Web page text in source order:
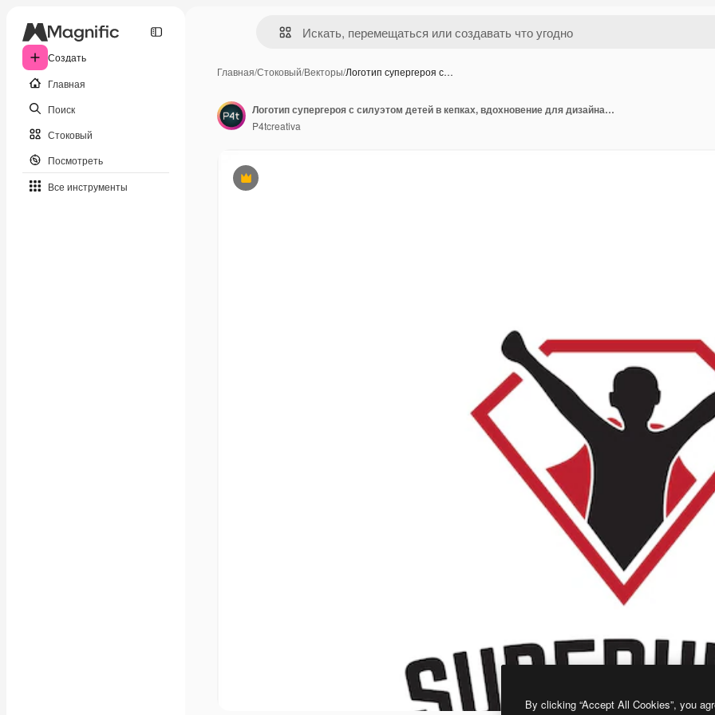
Создать
Главная
Поиск
Стоковый
Посмотреть
Все инструменты
Главная/Стоковый/Векторы/Логотип супергероя с…
Премиум
Логотип супергероя с силуэтом детей в кепках, вдохновение для дизайна логотипа
P4tcreativa
By clicking “Accept All Cookies”, you